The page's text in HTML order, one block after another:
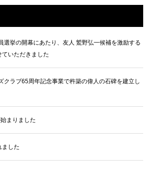
選挙の開幕にあたり、友人 鷲野弘一候補を激励する
いただきました
クラブ65周年記念事業で杵築の偉人の石碑を建立し
まりました
ました